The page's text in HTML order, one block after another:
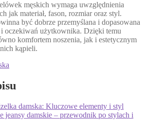
męskich wymaga uwzględnienia
jak materiał, fason, rozmiar oraz styl.
być dobrze przemyślana i dopasowana
oczekiwań użytkownika. Dzięki temu
komfortem noszenia, jak i estetycznym
kąpieli.
damska: Kluczowe elementy i styl
jeansy damskie – przewodnik po stylach i